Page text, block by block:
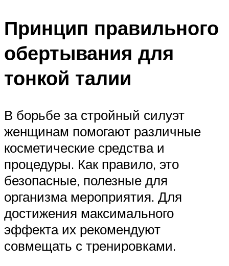
Принцип правильного
обертывания для
тонкой талии
В борьбе за стройный силуэт
женщинам помогают различные
косметические средства и
процедуры. Как правило, это
безопасные, полезные для
организма мероприятия. Для
достижения максимального
эффекта их рекомендуют
совмещать с тренировками.